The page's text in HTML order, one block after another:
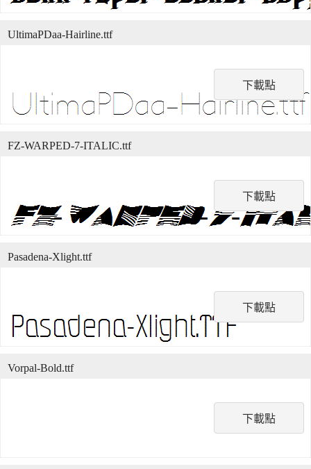
下載點
UltimaPDaa-Hairline.ttf
下載點
FZ-WARPED-7-ITALIC.ttf
下載點
Pasadena-Xlight.ttf
下載點
Vorpal-Bold.ttf